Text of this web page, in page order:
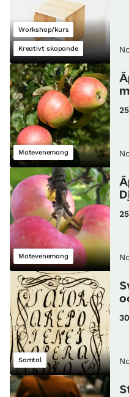
Workshop/kurs
Kreativt skapande
Matevenemang
Matevenemang
Samtal